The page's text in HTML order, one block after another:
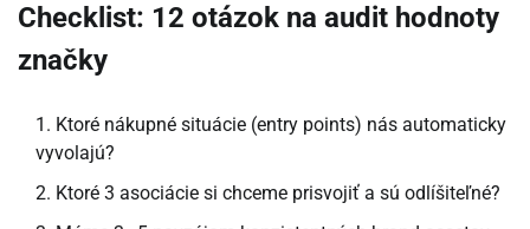
Checklist: 12 otázok na audit hodnoty
značky
Ktoré nákupné situácie (entry points) nás automaticky
vyvolajú?
Ktoré 3 asociácie si chceme prisvojiť a sú odlíšiteľné?